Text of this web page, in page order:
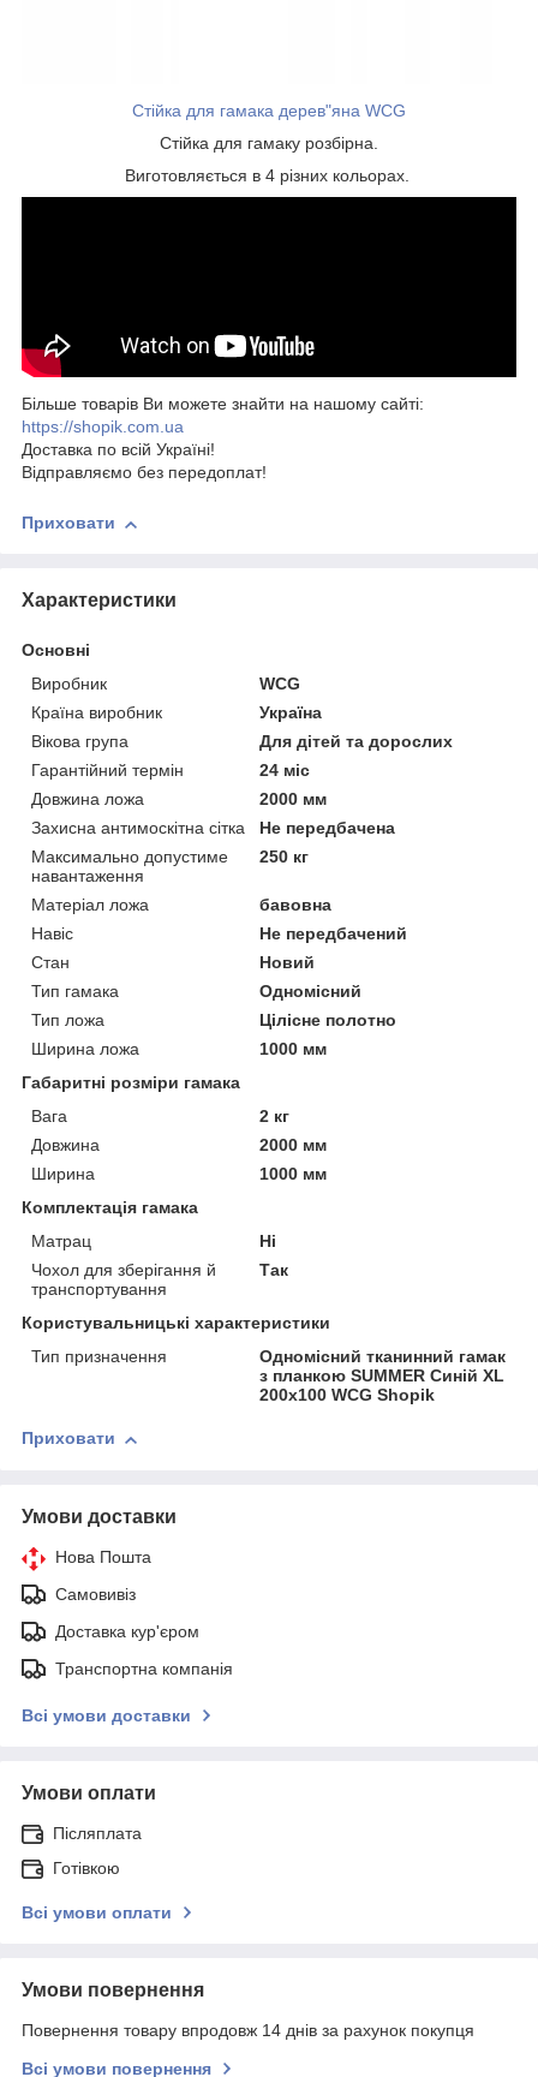
Стійка для гамака дерев"яна WCG
Стійка для гамаку розбірна.
Виготовляється в 4 різних кольорах.
Більше товарів Ви можете знайти на нашому сайті:
https://shopik.com.ua
Доставка по всій Україні!
Відправляємо без передоплат!
Приховати
Характеристики
Основні
Виробник
WCG
Країна виробник
Україна
Вікова група
Для дітей та дорослих
Гарантійний термін
24 міс
Довжина ложа
2000 мм
Захисна антимоскітна сітка
Не передбачена
Максимально допустиме
навантаження
250 кг
Матеріал ложа
бавовна
Навіс
Не передбачений
Стан
Новий
Тип гамака
Одномісний
Тип ложа
Цілісне полотно
Ширина ложа
1000 мм
Габаритні розміри гамака
Вага
2 кг
Довжина
2000 мм
Ширина
1000 мм
Комплектація гамака
Матрац
Ні
Чохол для зберігання й
транспортування
Так
Користувальницькі характеристики
Тип призначення
Одномісний тканинний гамак
з планкою SUMMER Синій XL
200х100 WCG Shopik
Приховати
Умови доставки
Нова Пошта
Самовивіз
Доставка кур'єром
Транспортна компанія
Всі умови доставки
Умови оплати
Післяплата
Готівкою
Всі умови оплати
Умови повернення
Повернення товару впродовж 14 днів за рахунок покупця
Всі умови повернення